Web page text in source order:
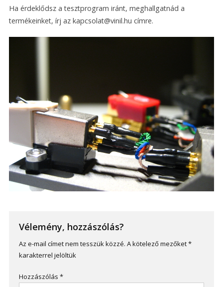
Ha érdeklődsz a tesztprogram iránt, meghallgatnád a
termékeinket, írj az kapcsolat@vinil.hu címre.
Vélemény, hozzászólás?
Az e-mail címet nem tesszük közzé. A kötelező mezőket*
karakterrel jelöltük
Hozzászólás *